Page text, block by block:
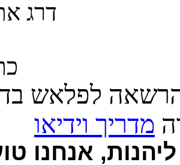
דרג
לפלאש
מדריך וידיאו
אנחנו